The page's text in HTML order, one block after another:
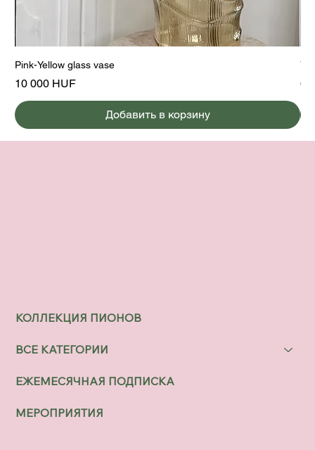
Pink-Yellow glass vase
Цена
10 000 HUF
Добавить в корзину
6
КОЛЛЕКЦИЯ ПИОНОВ
ВСЕ КАТЕГОРИИ
ЕЖЕМЕСЯЧНАЯ ПОДПИСКА
МЕРОПРИЯТИЯ